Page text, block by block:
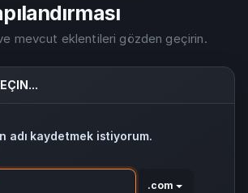
mevcut eklentileri gözden geçirin.
adı kaydetmek istiyorum.
.com